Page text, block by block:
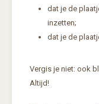
dat je de
inzetten;
dat je de
Vergis je niet: ook
Altijd!